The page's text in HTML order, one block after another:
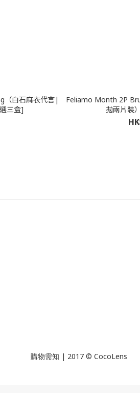
（白石麻衣代言|
三盒]
Feliamo Month 2P
拋兩片裝
購物需知 | 2017 © CocoLens